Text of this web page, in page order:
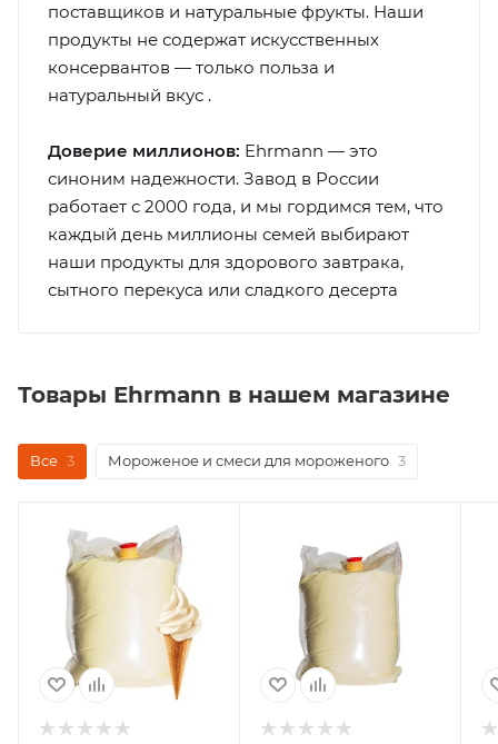
поставщиков и натуральные фрукты. Наши
продукты не содержат искусственных
консервантов — только польза и
натуральный вкус .
Доверие миллионов: Ehrmann — это
синоним надежности. Завод в России
работает с 2000 года, и мы гордимся тем, что
каждый день миллионы семей выбирают
наши продукты для здорового завтрака,
сытного перекуса или сладкого десерта
Товары Ehrmann в нашем магазине
Все 3 Мороженое и смеси для мороженого 3